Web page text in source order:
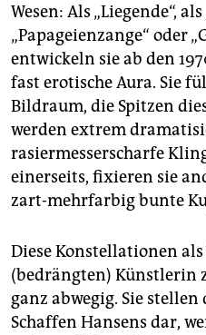
Wesen: Als „Liegende“,
„Papageienzange“ oder
entwickeln sie ab den
fast erotische Aura. Sie
Bildraum, die Spitzen
werden extrem
rasiermesserscharfe
einerseits, fixieren sie
zart-mehrfarbig bunte
Diese Konstellationen
(bedrängten) Künstlerin
ganz abwegig. Sie
Schaffen Hansens dar,